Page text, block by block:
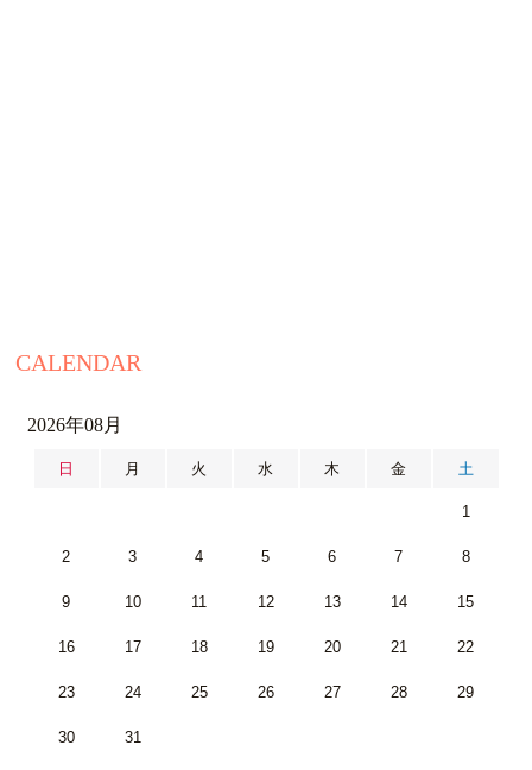
CALENDAR
2026年08月
日 月 火 水 木 金 土
1
2 3 4 5 6 7 8
9 10 11 12 13 14 15
16 17 18 19 20 21 22
23 24 25 26 27 28 29
30 31